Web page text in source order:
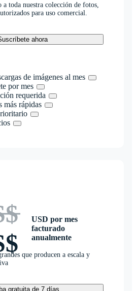
a toda nuestra colección de fotos,
para uso comercial.
ahora
de imágenes al mes
por mes
requerida
más rápidas
USD por mes
facturado
anualmente
que producen a escala y
gratuita de 7 días